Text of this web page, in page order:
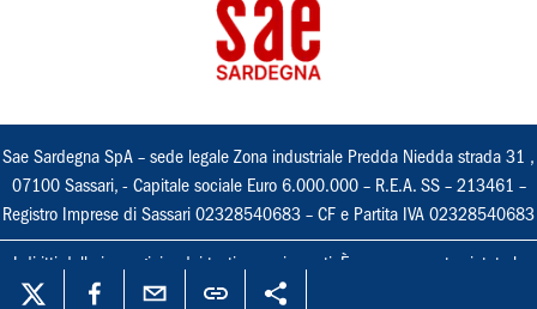
Sae Sardegna SpA – sede legale Zona industriale Predda Niedda strada 31 ,
07100 Sassari, - Capitale sociale Euro 6.000.000 – R.E.A. SS – 213461 –
Registro Imprese di Sassari 02328540683 – CF e Partita IVA 02328540683
I diritti delle immagini e dei testi sono riservati. È espressamente vietata la
loro riproduzione con qualsiasi mezzo e l'adattamento totale o parziale.